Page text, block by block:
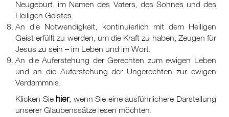
Neugeburt, im Namen des Vaters, des Sohnes und des
Heiligen Geistes.
An die Notwendigkeit, kontinuierlich mit dem Heiligen
Geist erfüllt zu werden, um die Kraft zu haben, Zeugen für
Jesus zu sein – im Leben und im Wort.
An die Auferstehung der Gerechten zum ewigen Leben
und an die Auferstehung der Ungerechten zur ewigen
Verdammnis.
Klicken Sie hier, wenn Sie eine ausführlichere Darstellung
unserer Glaubenssätze lesen möchten.